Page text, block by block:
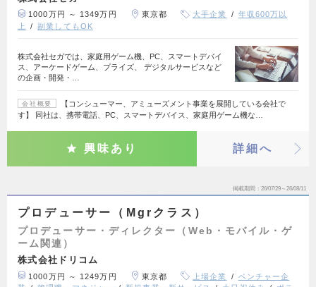
1000万円 ～ 1349万円 東京都 大手企業
年収600万以
上
副業してもOK
株式会社セガでは、家庭用ゲーム機、PC、スマートデバイ
ス、アーケードゲーム、プライズ、 デジタルサービスなど
の企画・開発・…
会社概要
【コンシューマー、アミューズメント事業を展開している会社で
す】 同社は、携帯電話、PC、スマートデバイス、家庭用ゲーム機な…
興味あり 詳細へ
掲載期間 26/07/29～26/08/11
プロデューサー（Mgrクラス）
プロデューサー・ディレクター（Web・モバイル・ゲ
ーム関連）
株式会社ドリコム
1000万円 ～ 1249万円 東京都 上場企業
ベンチャー企